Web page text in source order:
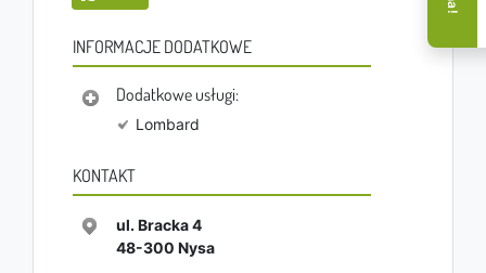
INFORMACJE DODATKOWE
Dodatkowe usługi:
Lombard
KONTAKT
ul. Bracka 4
48-300 Nysa